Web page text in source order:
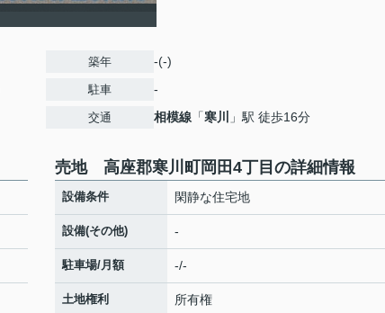
築年 -(-)
駐車 -
交通 相模線 「寒川 」駅 徒歩16分
売地 高座郡寒川町岡田4丁目の詳細情報
設備条件 閑静な住宅地
設備(その他) -
駐車場/月額 -/-
土地権利 所有権